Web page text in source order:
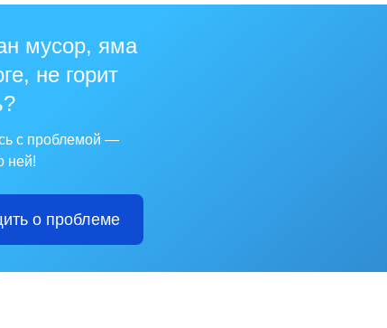
мусор, яма
не горит
с проблемой —
ней!
о проблеме